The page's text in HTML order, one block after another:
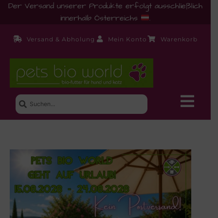
Der Versand unserer Produkte erfolgt ausschließlich
innerhalb Österreichs
.
Versand & Abholung Mein Konto Warenkorb
Neue Produkte
Shop
Ernährungsberatung!
Startseite